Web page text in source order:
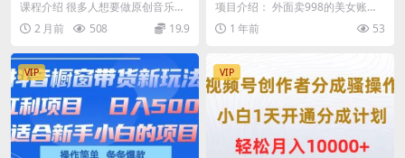
示词・声音克隆・翻唱・后期
全流程，零基础做音乐接单变
现
课程介绍 很多人想要做原创音乐、
定制BGM，却被高门槛劝退：不会
乐器、不懂乐理，...
2 月前 508 19.9
频制作软件，AI智能一键换脸
自动生成【永久软件+使用教
程】
项目介绍： 外面卖998的美女账号
制作软件，一刀不剪过原创，一次
购买，终身免费 ...
1 年前 53
VIP VIP